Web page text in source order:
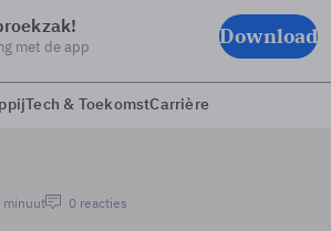
met de app Download
Tech & ToekomstCarrière
minuut 0 reacties